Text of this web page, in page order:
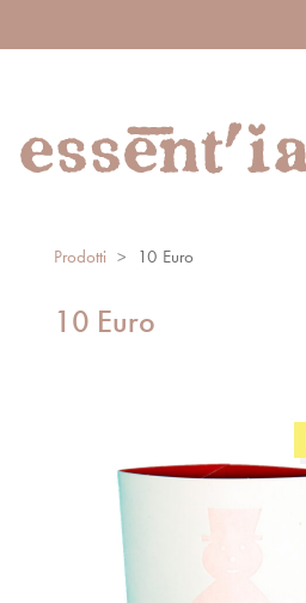
Prodotti > 10 Euro
10 Euro